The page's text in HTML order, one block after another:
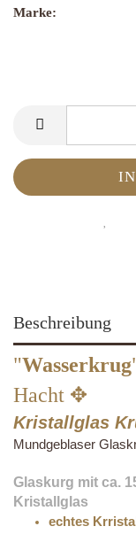
Marke:
Beschreibung
"Wasserkrug
Hacht ✥
Kristallglas
Mundgeblaser
Glaskurg mit ca.
Kristallglas
echtes